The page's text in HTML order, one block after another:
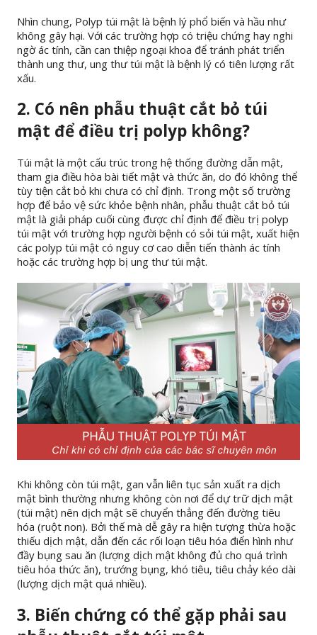
Nhìn chung, Polyp túi mật là bệnh lý phổ biến và hầu như
không gây hại. Với các trường hợp có triệu chứng hay nghi
ngờ ác tính, cần can thiệp ngoại khoa để tránh phát triển
thành ung thư, ung thư túi mật là bệnh lý có tiên lượng rất
xấu.
2. Có nên phẫu thuật cắt bỏ túi
mật để điều trị polyp không?
Túi mật là một cấu trúc trong hệ thống đường dẫn mật,
tham gia điều hòa bài tiết mật và thức ăn, do đó không thể
tùy tiện cắt bỏ khi chưa có chỉ định. Trong một số trường
hợp để bảo vệ sức khỏe bệnh nhân, phẫu thuật cắt bỏ túi
mật là giải pháp cuối cùng được chỉ định để điều trị polyp
túi mật với trường hợp người bệnh có sỏi túi mật, xuất hiện
các polyp túi mật có nguy cơ cao diễn tiến thành ác tính
hoặc các trường hợp bị ung thư túi mật.
Khi không còn túi mật, gan vẫn liên tục sản xuất ra dịch
mật bình thường nhưng không còn nơi để dự trữ dịch mật
(túi mật) nên dịch mật sẽ chuyển thẳng đến đường tiêu
hóa (ruột non). Bởi thế mà dễ gây ra hiện tượng thừa hoặc
thiếu dịch mật, dẫn đến các rối loạn tiêu hóa điển hình như
đầy bụng sau ăn (lượng dịch mật không đủ cho quá trình
tiêu hóa thức ăn), trướng bụng, khó tiêu, tiêu chảy kéo dài
(lượng dịch mật quá nhiều).
3. Biến chứng có thể gặp phải sau